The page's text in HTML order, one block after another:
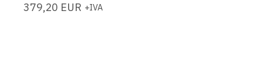
379,20 EUR +IVA